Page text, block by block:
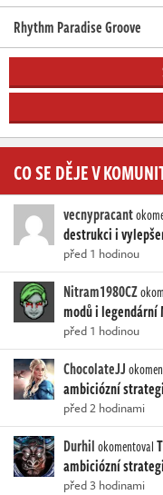
Rhythm Paradise Groove
CO SE DĚJE V
vecnypracant
destrukci i
před 1 hodinou
Nitram1980CZ
modů i legendární
před 1 hodinou
ChocolateJJ
ambiciózní
před 2 hodinami
Durhilokomentoval
ambiciózní
před 3 hodinami